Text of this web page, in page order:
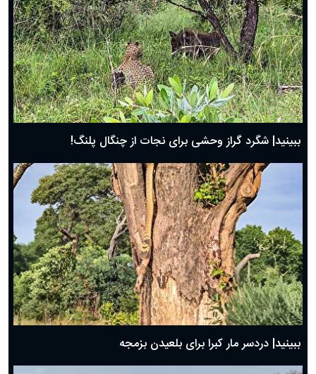
ببینید| شگرد گراز وحشی برای نجات از چنگال پلنگ!
ببینید| دردسر مار کبرا برای بلعیدن بزمجه